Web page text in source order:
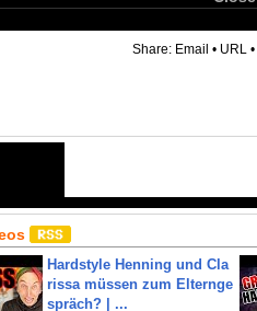
Share: Email • URL •
Hardstyle Henning und Cla
rissa müssen zum Elternge
spräch? | ...